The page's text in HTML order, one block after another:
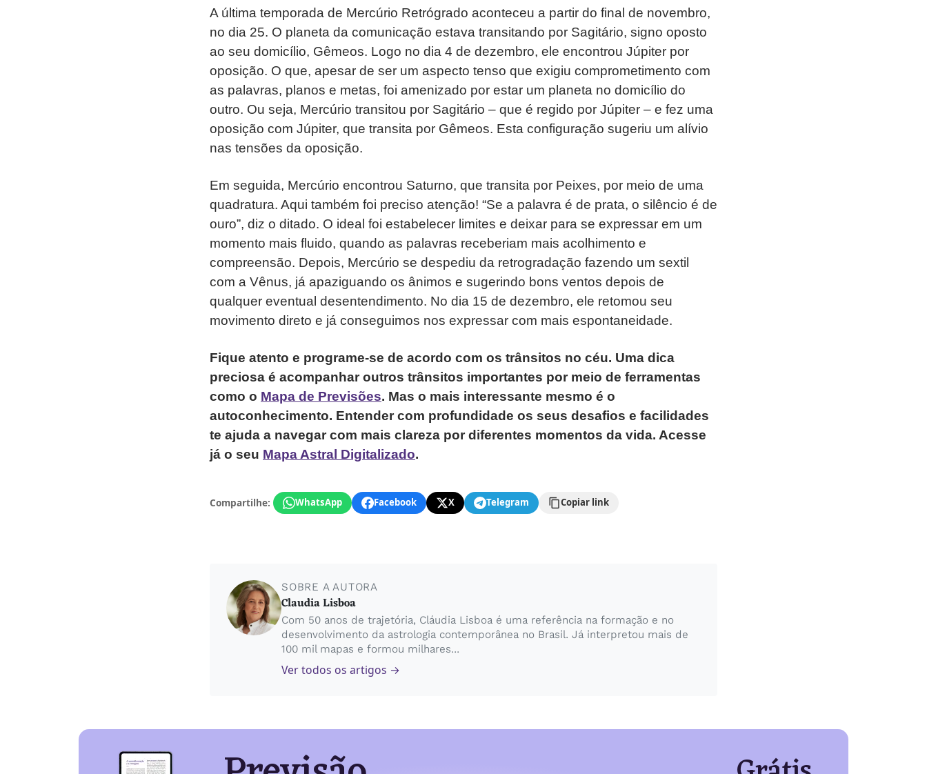
A última temporada de Mercúrio Retrógrado aconteceu a partir do final de novembro,
no dia 25. O planeta da comunicação estava transitando por Sagitário, signo oposto
ao seu domicílio, Gêmeos. Logo no dia 4 de dezembro, ele encontrou Júpiter por
oposição. O que, apesar de ser um aspecto tenso que exigiu comprometimento com
as palavras, planos e metas, foi amenizado por estar um planeta no domicílio do
outro. Ou seja, Mercúrio transitou por Sagitário – que é regido por Júpiter – e fez uma
oposição com Júpiter, que transita por Gêmeos. Esta configuração sugeriu um alívio
nas tensões da oposição.
Em seguida, Mercúrio encontrou Saturno, que transita por Peixes, por meio de uma
quadratura. Aqui também foi preciso atenção! “Se a palavra é de prata, o silêncio é de
ouro”, diz o ditado. O ideal foi estabelecer limites e deixar para se expressar em um
momento mais fluido, quando as palavras receberiam mais acolhimento e
compreensão. Depois, Mercúrio se despediu da retrogradação fazendo um sextil
com a Vênus, já apaziguando os ânimos e sugerindo bons ventos depois de
qualquer eventual desentendimento. No dia 15 de dezembro, ele retomou seu
movimento direto e já conseguimos nos expressar com mais espontaneidade.
Fique atento e programe-se de acordo com os trânsitos no céu. Uma dica
preciosa é acompanhar outros trânsitos importantes por meio de ferramentas
como o Mapa de Previsões. Mas o mais interessante mesmo é o
autoconhecimento. Entender com profundidade os seus desafios e facilidades
te ajuda a navegar com mais clareza por diferentes momentos da vida. Acesse
já o seu Mapa Astral Digitalizado.
Compartilhe: WhatsApp Facebook X Telegram Copiar link
SOBRE A AUTORA
Claudia Lisboa
Com 50 anos de trajetória, Cláudia Lisboa é uma referência na formação e no
desenvolvimento da astrologia contemporânea no Brasil. Já interpretou mais de
100 mil mapas e formou milhares...
Ver todos os artigos →